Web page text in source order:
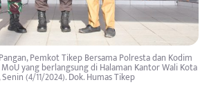
Pemkot Tikep Bersama Polresta dan Kodim
yang berlangsung di Halaman Kantor Wali Kota
(4/11/2024). Dok. Humas Tikep